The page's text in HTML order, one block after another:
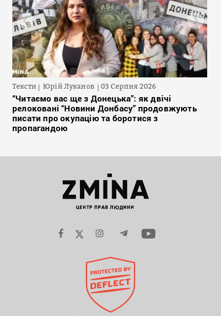
Тексти Юрій Луканов 03 Серпня 2026
“Читаємо вас ще з Донецька”: як двічі
релоковані “Новини Донбасу” продовжують
писати про окупацію та боротися з
пропагандою